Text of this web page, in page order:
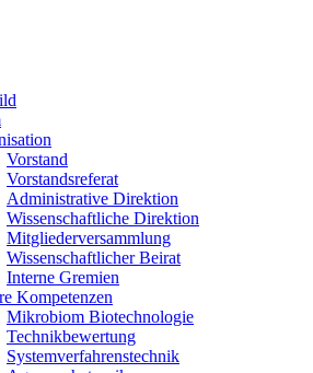
Vorstand
Vorstandsreferat
Administrative Direktion
Wissenschaftliche Direktion
Mitgliederversammlung
Wissenschaftlicher Beirat
Interne Gremien
Kompetenzen
Mikrobiom Biotechnologie
Technikbewertung
Systemverfahrenstechnik